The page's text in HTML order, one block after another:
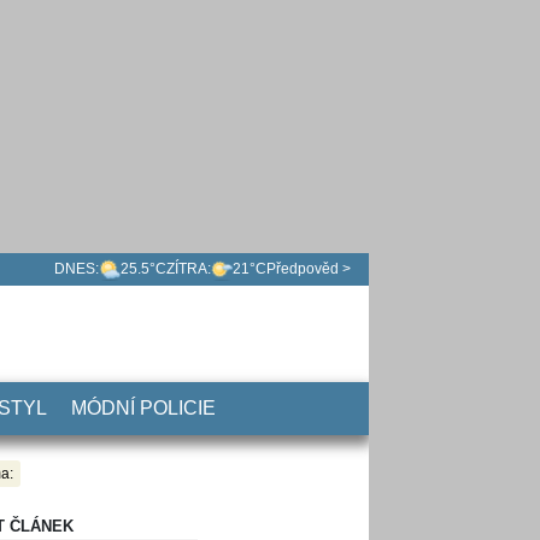
DNES: 25.5°CZÍTRA: 21°C Předpověd >
MÓDNÍ POLICIE
ČLÁNEK